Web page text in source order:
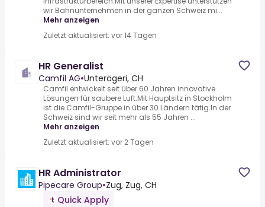
wir Bahnunternehmen in der ganzen Schweiz mi...
Mehr anzeigen
Zuletzt aktualisiert: vor 14 Tagen
HR Generalist
Camfil AG•Unterägeri, CH
Camfil entwickelt seit über 60 Jahren innovative
Lösungen für saubere Luft.Mit Hauptsitz in Stockholm
ist die Camfil-Gruppe in über 30 Ländern tätig.In der
Schweiz sind wir seit mehr als 55 Jahren ...
Mehr anzeigen
Zuletzt aktualisiert: vor 2 Tagen
HR Administrator
Pipecare Group•Zug, Zug, CH
Quick Apply